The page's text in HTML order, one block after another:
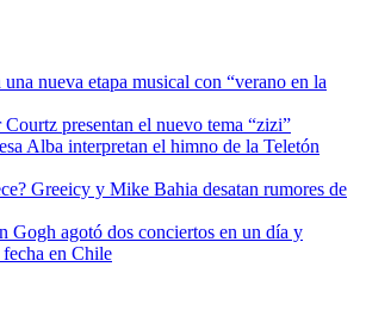
nueva etapa musical con “verano en la
presentan el nuevo tema “zizi”
Alba interpretan el himno de la Teletón
Greeicy y Mike Bahia desatan rumores de
Gogh agotó dos conciertos en un día y
fecha en Chile